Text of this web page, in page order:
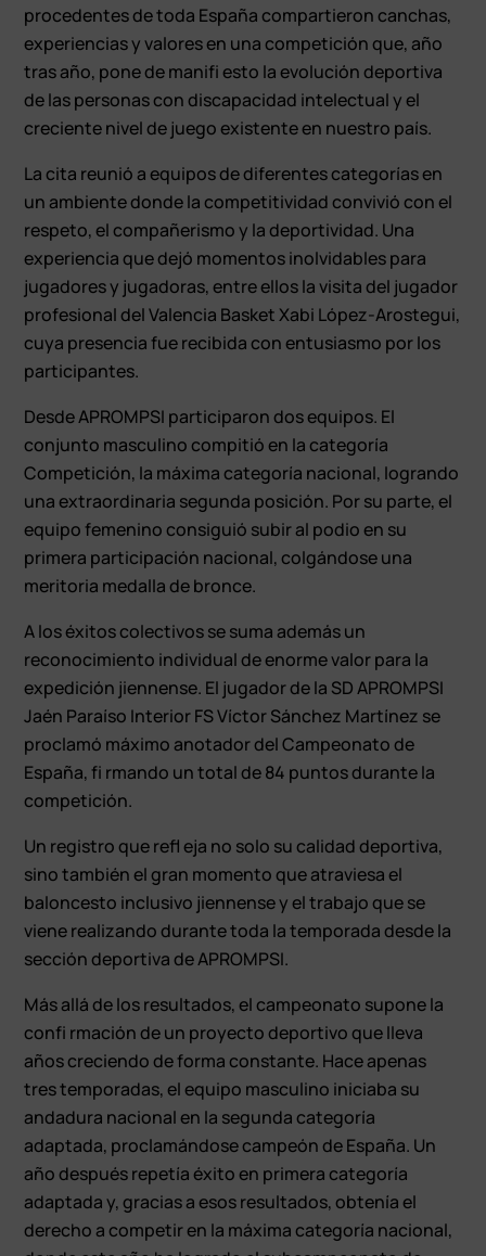
procedentes de toda España compartieron canchas,
experiencias y valores en una competición que, año
tras año, pone de manifi esto la evolución deportiva
de las personas con discapacidad intelectual y el
creciente nivel de juego existente en nuestro país.
La cita reunió a equipos de diferentes categorías en
un ambiente donde la competitividad convivió con el
respeto, el compañerismo y la deportividad. Una
experiencia que dejó momentos inolvidables para
jugadores y jugadoras, entre ellos la visita del jugador
profesional del Valencia Basket Xabi López-Arostegui,
cuya presencia fue recibida con entusiasmo por los
participantes.
Desde APROMPSI participaron dos equipos. El
conjunto masculino compitió en la categoría
Competición, la máxima categoría nacional, logrando
una extraordinaria segunda posición. Por su parte, el
equipo femenino consiguió subir al podio en su
primera participación nacional, colgándose una
meritoria medalla de bronce.
A los éxitos colectivos se suma además un
reconocimiento individual de enorme valor para la
expedición jiennense. El jugador de la SD APROMPSI
Jaén Paraíso Interior FS Víctor Sánchez Martínez se
proclamó máximo anotador del Campeonato de
España, fi rmando un total de 84 puntos durante la
competición.
Un registro que refl eja no solo su calidad deportiva,
sino también el gran momento que atraviesa el
baloncesto inclusivo jiennense y el trabajo que se
viene realizando durante toda la temporada desde la
sección deportiva de APROMPSI.
Más allá de los resultados, el campeonato supone la
confi rmación de un proyecto deportivo que lleva
años creciendo de forma constante. Hace apenas
tres temporadas, el equipo masculino iniciaba su
andadura nacional en la segunda categoría
adaptada, proclamándose campeón de España. Un
año después repetía éxito en primera categoría
adaptada y, gracias a esos resultados, obtenía el
derecho a competir en la máxima categoría nacional,